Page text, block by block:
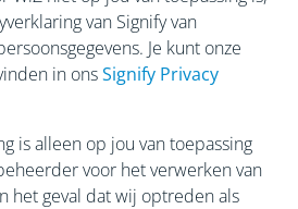
van Signify van
Je kunt onze
in onsSignify Privacy
is alleen op jou van toepassing
voor het verwerken van
het geval dat wij optreden als